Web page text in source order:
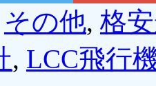
その他, 格
, LCC飛行